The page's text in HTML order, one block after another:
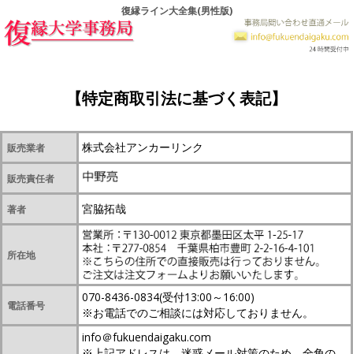
復縁ライン大全集(男性版)
【特定商取引法に基づく表記】
販売業者 株式会社アンカーリンク
販売責任者
著者 宮脇拓哉
所在地
電話番号
070-8436-0834(受付13:00～16:00)
※お電話でのご相談には対応しておりません。
info＠fukuendaigaku.com